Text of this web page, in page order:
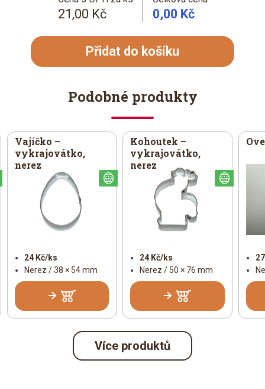
21,00 Kč 0,00 Kč
Přidat do košíku
Podobné produkty
Velikonoční
Vajíčko –
vykrajovátko,
nerez
24 Kč/ks
Nerez / 38 × 54 mm
Kohoutek –
vykrajovátko,
nerez
24 Kč/ks
Nerez / 50 × 76 mm
Velikonoční
Více produktů